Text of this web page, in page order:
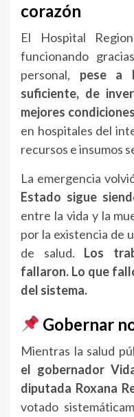
corazón
El Hospital
funcionando
personal, pese a
suficiente, de
mejores
en hospitales del
recursos e insumos
La emergencia
Estado sigue
entre la vida y la
por la existencia de
de salud. Los
fallaron. Lo que
del sistema.
Gobernar
Mientras la salud
el gobernador
diputada Roxana
votado